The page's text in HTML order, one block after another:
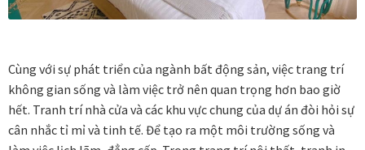
Cùng với sự phát triển của ngành bất động sản, việc trang trí
không gian sống và làm việc trở nên quan trọng hơn bao giờ
hết. Tranh trí nhà cửa và các khu vực chung của dự án đòi hỏi sự
cân nhắc tỉ mỉ và tinh tế. Để tạo ra một môi trường sống và